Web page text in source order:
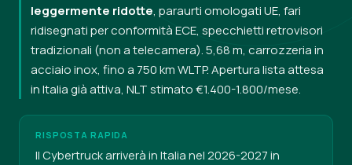
leggermente ridotte, paraurti omologati UE, fari
ridisegnati per conformità ECE, specchietti retrovisori
tradizionali (non a telecamera). 5,68 m, carrozzeria in
acciaio inox, fino a 750 km WLTP. Apertura lista attesa
in Italia già attiva, NLT stimato €1.400-1.800/mese.
RISPOSTA RAPIDA
Il Cybertruck arriverà in Italia nel 2026-2027 in